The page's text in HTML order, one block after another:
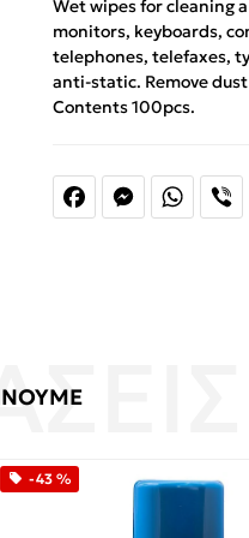
FacebookMessenger
Wet wipes for cleaning
monitors, keyboards,
telephones, telefaxes,
anti-static. Remove
Contents 100pcs.
-43 %